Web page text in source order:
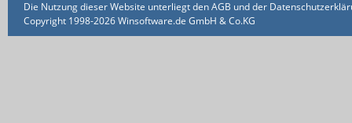
Die Nutzung dieser Website unterliegt den AGB und der
Copyright 1998-2026 Winsoftware.de GmbH & Co.KG